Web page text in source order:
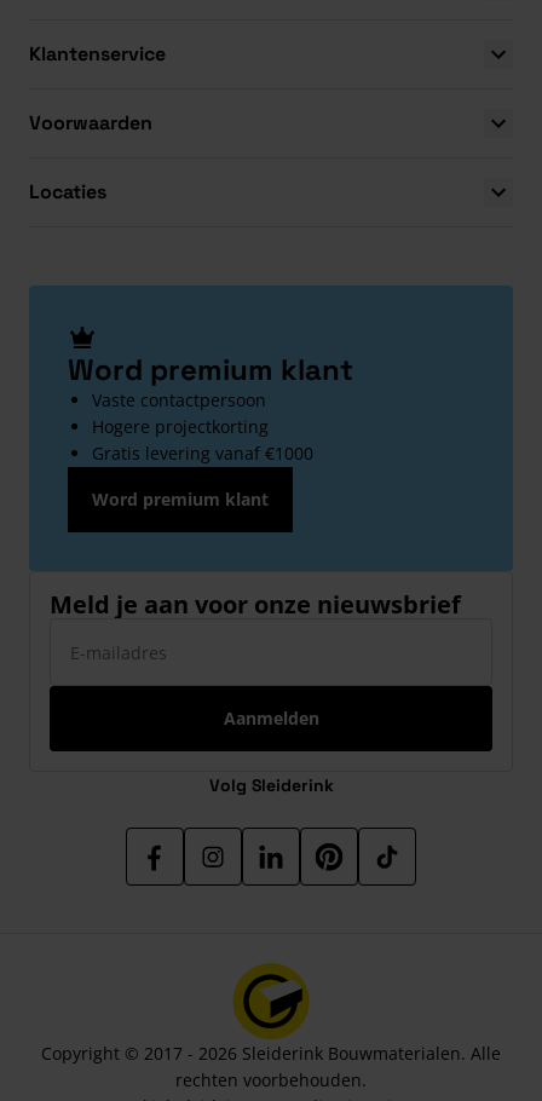
Klantenservice
Voorwaarden
Locaties
Word premium klant
Vaste contactpersoon
Hogere projectkorting
Gratis levering vanaf €1000
Word premium klant
Meld je aan voor onze nieuwsbrief
Aanmelden
Volg Sleiderink
Copyright © 2017 - 2026 Sleiderink Bouwmaterialen. Alle
rechten voorbehouden.